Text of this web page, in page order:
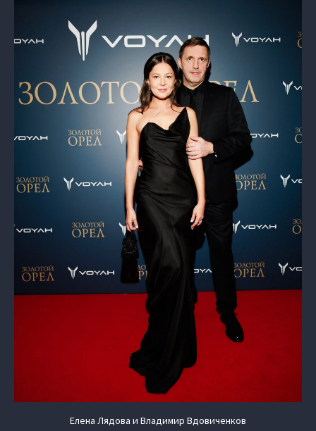
Елена Лядова и Владимир Вдовиченков